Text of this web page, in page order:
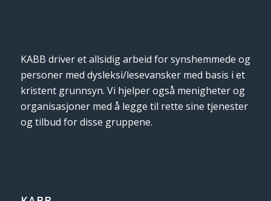
KABB driver et allsidig arbeid for synshemmede og
personer med dysleksi/lesevansker med basis i et
kristent grunnsyn. Vi hjelper også menigheter og
organisasjoner med å legge til rette sine tjenester
og tilbud for disse gruppene.